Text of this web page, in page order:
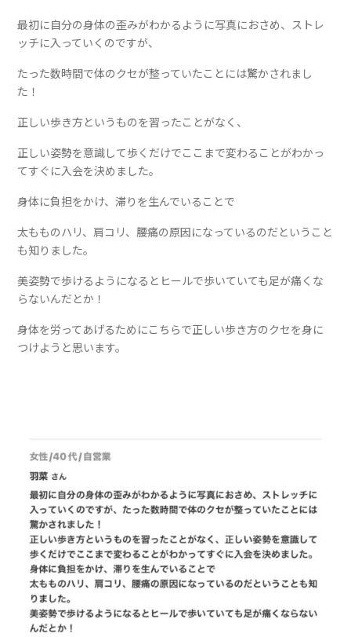
最初に自分の身体の歪みがわかるように写真におさめ、ストレ
ッチに入っていくのですが、
たった数時間で体のクセが整っていたことには驚かされまし
た！
正しい歩き方というものを習ったことがなく、
正しい姿勢を意識して歩くだけでここまで変わることがわかっ
てすぐに入会を決めました。
身体に負担をかけ、滞りを生んでいることで
太もものハリ、肩コリ、腰痛の原因になっているのだということ
も知りました。
美姿勢で歩けるようになるとヒールで歩いていても足が痛くな
らないんだとか！
身体を労ってあげるためにこちらで正しい歩き方のクセを身に
つけようと思います。